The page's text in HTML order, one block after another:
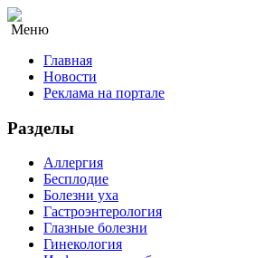
Меню
Главная
Новости
Реклама на портале
Разделы
Аллергия
Бесплодие
Болезни уха
Гастроэнтерология
Глазные болезни
Гинекология